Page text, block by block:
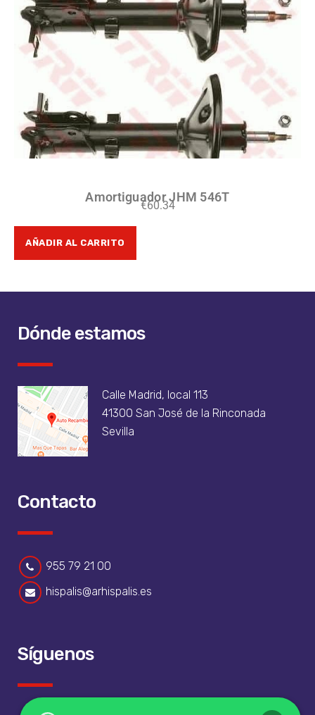
Amortiguador JHM 546T
€60.34
AÑADIR AL CARRITO
Dónde estamos
Calle Madrid, local 113
41300 San José de la Rinconada
Sevilla
Contacto
955 79 21 00
hispalis@arhispalis.es
Síguenos